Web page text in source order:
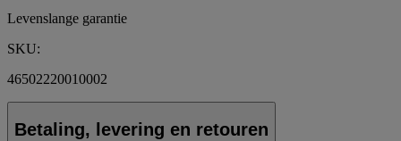
Levenslange garantie
SKU:
46502220010002
Betaling, levering en retouren